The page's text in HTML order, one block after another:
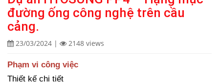
đường ống công nghệ trên cầu
cảng.
23/03/2024 | 2148 views
Phạm vi công việc
Thiết kế chi tiết